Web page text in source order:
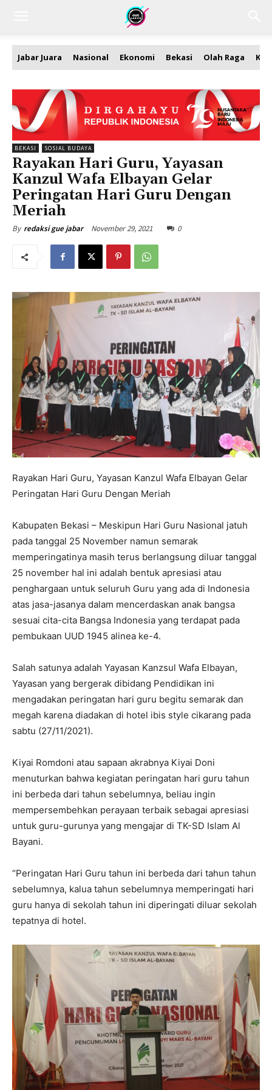
Jabar Juara Nasional Ekonomi Bekasi Olah Raga
BEKASI SOSIAL BUDAYA
Rayakan Hari Guru, Yayasan
Kanzul Wafa Elbayan Gelar
Peringatan Hari Guru Dengan
Meriah
By redaksi gue jabar November 29, 2021 0
Rayakan Hari Guru, Yayasan Kanzul Wafa Elbayan Gelar
Peringatan Hari Guru Dengan Meriah
Kabupaten Bekasi – Meskipun Hari Guru Nasional jatuh
pada tanggal 25 November namun semarak
memperingatinya masih terus berlangsung diluar tanggal
25 november hal ini adalah bentuk apresiasi atau
penghargaan untuk seluruh Guru yang ada di Indonesia
atas jasa-jasanya dalam mencerdaskan anak bangsa
sesuai cita-cita Bangsa Indonesia yang terdapat pada
pembukaan UUD 1945 alinea ke-4.
Salah satunya adalah Yayasan Kanzsul Wafa Elbayan,
Yayasan yang bergerak dibidang Pendidikan ini
mengadakan peringatan hari guru begitu semarak dan
megah karena diadakan di hotel ibis style cikarang pada
sabtu (27/11/2021).
Kiyai Romdoni atau sapaan akrabnya Kiyai Doni
menuturkan bahwa kegiatan peringatan hari guru tahun
ini berbeda dari tahun sebelumnya, beliau ingin
mempersembehkan perayaan terbaik sebagai apresiasi
untuk guru-gurunya yang mengajar di TK-SD Islam Al
Bayani.
“Peringatan Hari Guru tahun ini berbeda dari tahun tahun
sebelumnya, kalua tahun sebelumnya memperingati hari
guru hanya di sekolah tahun ini diperingati diluar sekolah
tepatnya di hotel.